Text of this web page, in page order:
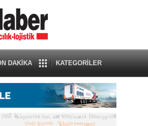
DAKİKA KATEGORİLER